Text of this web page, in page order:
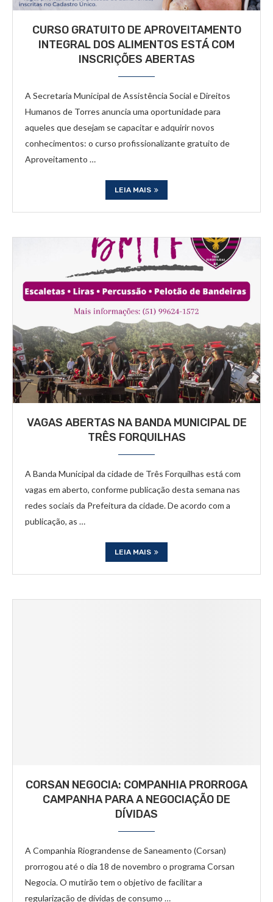
CURSO GRATUITO DE APROVEITAMENTO
INTEGRAL DOS ALIMENTOS ESTÁ COM
INSCRIÇÕES ABERTAS
A Secretaria Municipal de Assistência Social e Direitos
Humanos de Torres anuncia uma oportunidade para
aqueles que desejam se capacitar e adquirir novos
conhecimentos: o curso profissionalizante gratuito de
Aproveitamento …
LEIA MAIS
VAGAS ABERTAS NA BANDA MUNICIPAL DE
TRÊS FORQUILHAS
A Banda Municipal da cidade de Três Forquilhas está com
vagas em aberto, conforme publicação desta semana nas
redes sociais da Prefeitura da cidade. De acordo com a
publicação, as …
LEIA MAIS
CORSAN NEGOCIA: COMPANHIA PRORROGA
CAMPANHA PARA A NEGOCIAÇÃO DE
DÍVIDAS
A Companhia Riograndense de Saneamento (Corsan)
prorrogou até o dia 18 de novembro o programa Corsan
Negocia. O mutirão tem o objetivo de facilitar a
regularização de dívidas de consumo …